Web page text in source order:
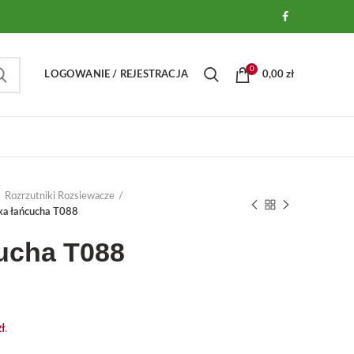
LOGOWANIE / REJESTRACJA
0
0,00 zł
Rozrzutniki Rozsiewacze
łańcucha T088
T088
.